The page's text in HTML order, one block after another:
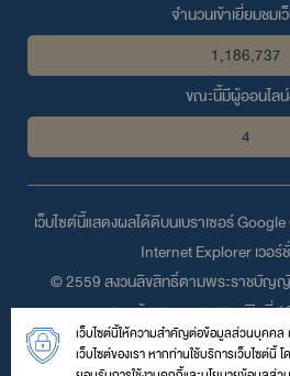
จำนวนเข้าเยี่ยมชมเ
1,186,737
ขณะนี้มีผู้ออนไล
4
เว็บไซต์นี้แสดงผลได้ดีบนเบราเซอร์
Internet Explorerเวอร์
© 2559 สงวนลิขสิทธิ์ตามพระราชบัญ
แวดล้อมและควบคุมมลพิษที่
430 หมู่ 11 ถนนคลังอาวุธ ตำบลขามใหญ่ อ
34000
เว็บไซต์นี้ให้ความสำคัญต่อข้อมูลส่วนบุคค
เว็บไซต์ของเรา หากท่านใช้บริการเว็บไซต์นี้